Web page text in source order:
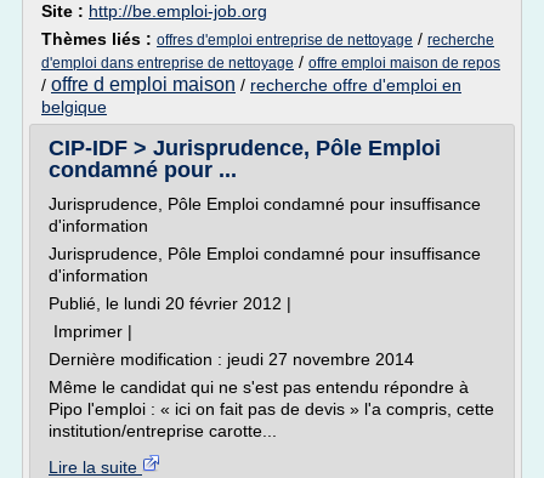
Site : http://be.emploi-job.org
Thèmes liés : offres d'emploi entreprise de nettoyage / recherche
d'emploi dans entreprise de nettoyage / offre emploi maison de repos
/ offre d emploi maison / recherche offre d'emploi en
belgique
CIP-IDF > Jurisprudence, Pôle Emploi
condamné pour ...
Jurisprudence, Pôle Emploi condamné pour insuffisance
d'information
Jurisprudence, Pôle Emploi condamné pour insuffisance
d'information
Publié, le lundi 20 février 2012 |
Imprimer |
Dernière modification : jeudi 27 novembre 2014
Même le candidat qui ne s'est pas entendu répondre à
Pipo l'emploi : « ici on fait pas de devis » l'a compris, cette
institution/entreprise carotte...
Lire la suite